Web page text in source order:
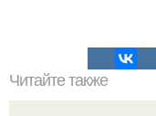
Читайте также